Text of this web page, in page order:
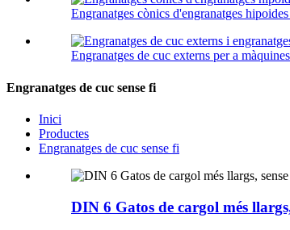
Engranatges cònics d'engranatges
Engranatges de cuc externs per a
Engranatges de cuc sense fi
Inici
Productes
Engranatges de cuc sense fi
DIN 6 Gatos de cargol més